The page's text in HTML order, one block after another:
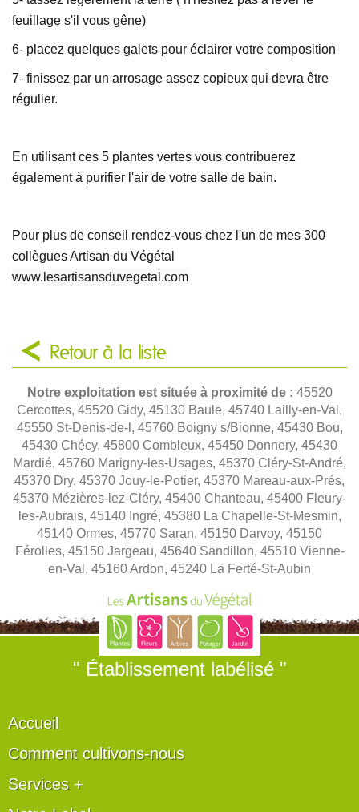
feuillage s'il vous gêne)
6- placez quelques galets pour éclairer votre composition
7- finissez par un arrosage assez copieux qui devra être
régulier.
En utilisant ces 5 plantes vertes vous contribuerez
également à purifier l'air de votre salle de bain.
Pour plus de conseil rendez-vous chez l'un de mes 300
collègues Artisan du Végétal
www.lesartisansduvegetal.com
Retour à la liste
Notre exploitation est située à proximité de : 45520
Cercottes, 45520 Gidy, 45130 Baule, 45740 Lailly-en-Val,
45550 St-Denis-de-l, 45760 Boigny s/Bionne, 45430 Bou,
45430 Chécy, 45800 Combleux, 45450 Donnery, 45430
Mardié, 45760 Marigny-les-Usages, 45370 Cléry-St-André,
45370 Dry, 45370 Jouy-le-Potier, 45370 Mareau-aux-Prés,
45370 Mézières-lez-Cléry, 45400 Chanteau, 45400 Fleury-
les-Aubrais, 45140 Ingré, 45380 La Chapelle-St-Mesmin,
45140 Ormes, 45770 Saran, 45150 Darvoy, 45150
Férolles, 45150 Jargeau, 45640 Sandillon, 45510 Vienne-
en-Val, 45160 Ardon, 45240 La Ferté-St-Aubin
" Établissement labélisé "
Accueil
Comment cultivons-nous
Services +